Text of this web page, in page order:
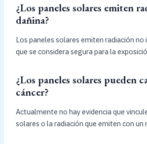
¿Los paneles solares emiten
dañina?
Los paneles solares emiten radiación
que se considera segura para la
¿Los paneles solares pueden
cáncer?
Actualmente no hay evidencia que
solares o la radiación que emiten con un